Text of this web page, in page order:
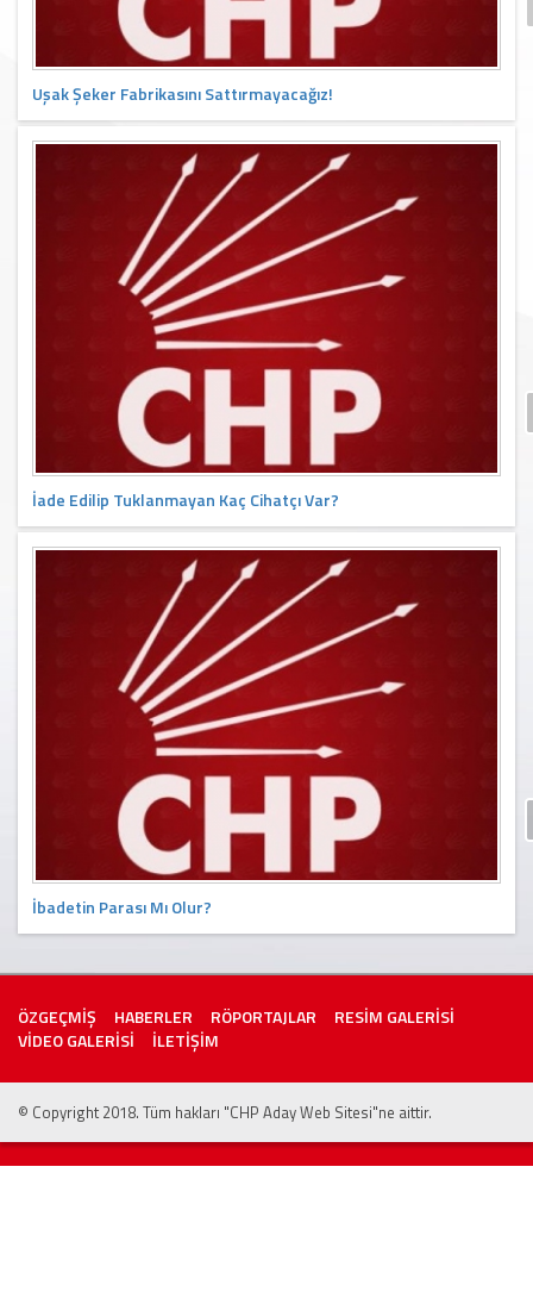
Uşak Şeker Fabrikasını Sattırmayacağız!
İade Edilip Tuklanmayan Kaç Cihatçı Var?
İbadetin Parası Mı Olur?
ÖZGEÇMİŞ HABERLER RÖPORTAJLAR
RESİM GALERİSİ
VİDEO GALERİSİ
İLETİŞİM
© Copyright 2018. Tüm hakları "CHP Aday Web Sitesi"ne aittir.